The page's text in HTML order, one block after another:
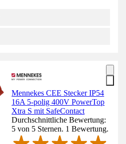
Mennekes CEE Stecker IP54
16A 5-polig 400V PowerTop
Xtra S mit SafeContact
Durchschnittliche Bewertung:
5 von 5 Sternen. 1 Bewertung.